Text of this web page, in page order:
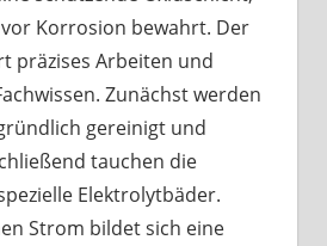
Korrosion bewahrt. Der
präzises Arbeiten und
Zunächst werden
gereinigt und
tauchen die
Elektrolytbäder.
Strom bildet sich eine